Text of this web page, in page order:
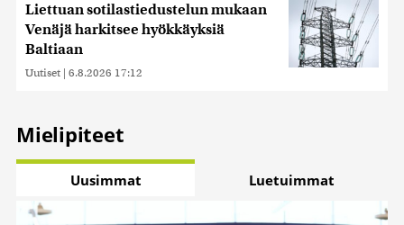
Liettuan sotilastiedustelun mukaan
Venäjä harkitsee hyökkäyksiä
Baltiaan
Uutiset | 6.8.2026 17:12
Mielipiteet
Uusimmat Luetuimmat